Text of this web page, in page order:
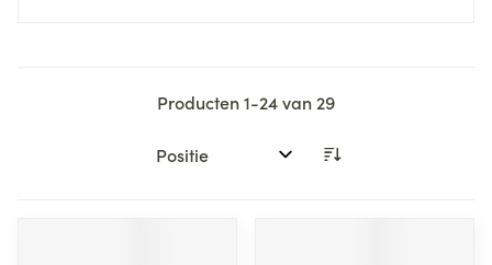
Producten1-24van 29
Sorteer op: